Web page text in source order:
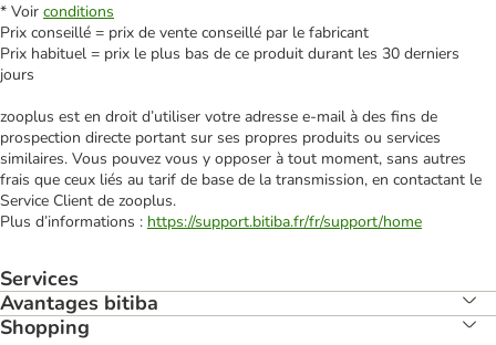
* Voir conditions
Prix conseillé = prix de vente conseillé par le fabricant
Prix habituel = prix le plus bas de ce produit durant les 30 derniers
jours
zooplus est en droit d’utiliser votre adresse e‑mail à des fins de
prospection directe portant sur ses propres produits ou services
similaires. Vous pouvez vous y opposer à tout moment, sans autres
frais que ceux liés au tarif de base de la transmission, en contactant le
Service Client de zooplus.
Plus d’informations : https://support.bitiba.fr/fr/support/home
Services
Avantages bitiba
Shopping